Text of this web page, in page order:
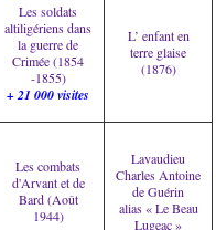
Les soldats
altiligériens dans
la guerre de
Crimée (1854
-1855)
+ 21 000 visites
L’ enfant en
terre glaise
(1876)
Les combats
d'Arvant et de
Bard (Août
1944)
Lavaudieu
Charles Antoine
de Guérin
alias « Le Beau
Lugeac »